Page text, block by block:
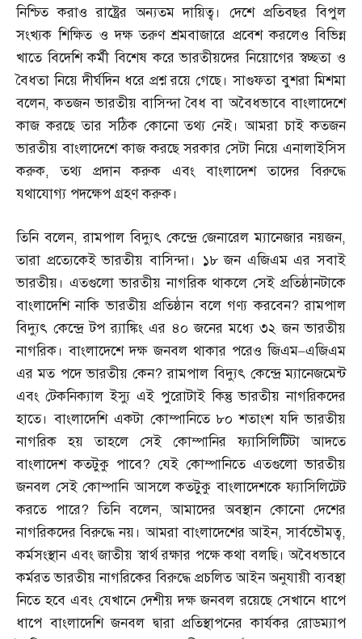
নিশ্চিত করাও রাষ্ট্রের অন্যতম দায়িত্ব। দেশে প্রতিবছর বিপুল
সংখ্যক শিক্ষিত ও দক্ষ তরুণ শ্রমবাজারে প্রবেশ করলেও বিভিন্ন
খাতে বিদেশি কর্মী বিশেষ করে ভারতীয়দের নিয়োগের স্বচ্ছতা ও
বৈধতা নিয়ে দীর্ঘদিন ধরে প্রশ্ন রয়ে গেছে। সাগুফতা বুশরা মিশমা
বলেন,কতজন ভারতীয় বাসিন্দা বৈধ বা অবৈধভাবে বাংলাদেশে
কাজ করছে তার সঠিক কোনো তথ্য নেই। আমরা চাই কতজন
ভারতীয় বাংলাদেশে কাজ করছে সরকার সেটা নিয়ে এনালাইসিস
করুক,তথ্য প্রদান করুক এবং বাংলাদেশ তাদের বিরুদ্ধে
যথাযোগ্য পদক্ষেপ গ্রহণ করুক।
তিনি বলেন,রামপাল বিদ্যুৎ কেন্দ্রে জেনারেল ম্যানেজার নয়জন,
তারা প্রত্যেকেই ভারতীয় বাসিন্দা। ১৮ জন এজিএম এর সবাই
ভারতীয়। এতগুলো ভারতীয় নাগরিক থাকলে সেই প্রতিষ্ঠানটাকে
বাংলাদেশি নাকি ভারতীয় প্রতিষ্ঠান বলে গণ্য করবেন?রামপাল
বিদ্যুৎ কেন্দ্রে টপ র‌্যাঙ্কিং এর ৪০ জনের মধ্যে ৩২ জন ভারতীয়
নাগরিক। বাংলাদেশে দক্ষ জনবল থাকার পরেও জিএম–এজিএম
এর মত পদে ভারতীয় কেন?রামপাল বিদ্যুৎ কেন্দ্রে ম্যানেজমেন্ট
এবং টেকনিক্যাল ইস্যু এই পুরোটাই কিন্তু ভারতীয় নাগরিকদের
হাতে। বাংলাদেশি একটা কোম্পানিতে ৮০ শতাংশ যদি ভারতীয়
নাগরিক হয় তাহলে সেই কোম্পানির ফ্যাসিলিটিটা আদতে
বাংলাদেশ কতটুকু পাবে? যেই কোম্পানিতে এতগুলো ভারতীয়
জনবল সেই কোম্পানি আসলে কতটুকু বাংলাদেশকে ফ্যাসিলিটেট
করতে পারে?তিনি বলেন,আমাদের অবস্থান কোনো দেশের
নাগরিকদের বিরুদ্ধে নয়। আমরা বাংলাদেশের আইন,সার্বভৌমত্ব,
কর্মসংস্থান এবং জাতীয় স্বার্থ রক্ষার পক্ষে কথা বলছি। অবৈধভাবে
কর্মরত ভারতীয় নাগরিকের বিরুদ্ধে প্রচলিত আইন অনুযায়ী ব্যবস্থা
নিতে হবে এবং যেখানে দেশীয় দক্ষ জনবল রয়েছে সেখানে ধাপে
ধাপে বাংলাদেশি জনবল দ্বারা প্রতিস্থাপনের কার্যকর রোডম্যাপ